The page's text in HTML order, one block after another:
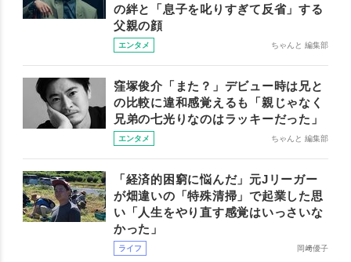
の絆と「息子を叱りすぎて反省」する
父親の顔
エンタメ ちゃんと 編集部
窪塚俊介「また？」デビュー時は兄と
の比較に違和感覚えるも「親じゃなく
兄弟の七光りなのはラッキーだった」
エンタメ ちゃんと 編集部
「経済的困窮に悩んだ」元Jリーガー
が畑違いの「特殊清掃」で起業した思
い「人生をやり直す感覚はいっさいな
かった」
ライフ 岡﨑優子